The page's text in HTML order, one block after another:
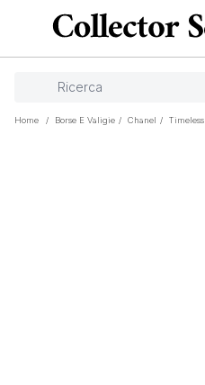
Home / Borse E Valigie / Chanel / Timeless